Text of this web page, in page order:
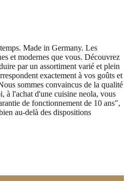
Made in Germany. Les
et modernes que vous. Découvrez
par un assortiment varié et plein
exactement à vos goûts et
sommes convaincus de la qualité
à l'achat d'une cuisine neola, vous
de fonctionnement de 10 ans",
au-delà des dispositions